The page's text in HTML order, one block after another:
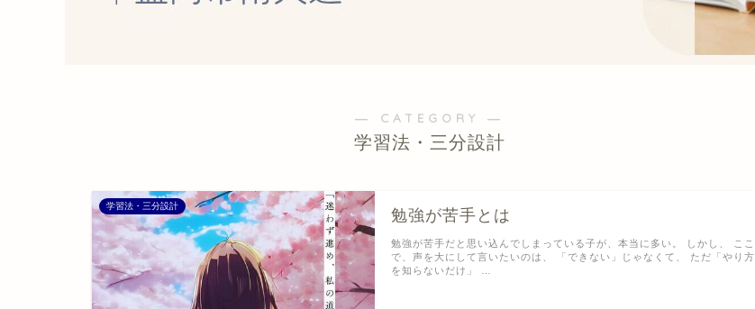
― CATEGORY ―
学習法・三分設計
学習法・三分設計
勉強が苦手とは
勉強が苦手だと思い込んでしまっている子が、本当に多い。 しかし、 ここ
で、声を大にして言いたいのは、 「できない」じゃなくて、 ただ「やり方
を知らないだけ」 …